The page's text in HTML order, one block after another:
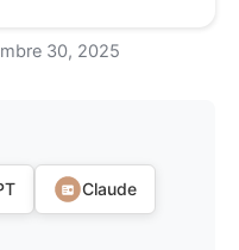
30, 2025
Claude